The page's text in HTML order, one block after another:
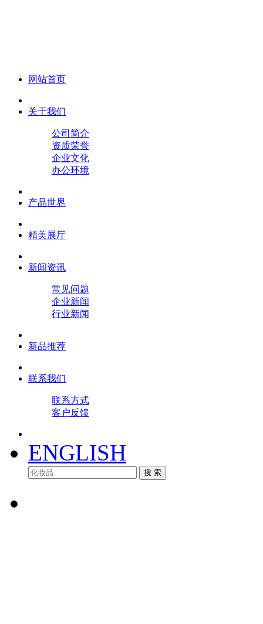
网站首页
关于我们
公司简介
资质荣誉
企业文化
办公环境
产品世界
精美展厅
新闻资讯
常见问题
企业新闻
行业新闻
新品推荐
联系我们
联系方式
客户反馈
ENGLISH